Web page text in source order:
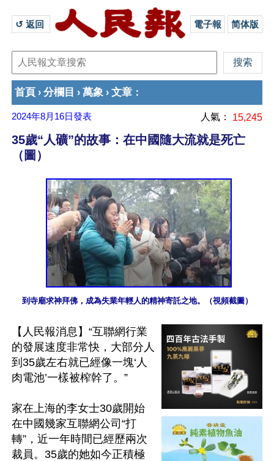
↺ 返回 電子報 简体版
首頁 › 分欄目 › 萬象 › 文章 ：
2024年8月16日發表 人氣： 15,245
35歲“人礦”的故事：在中國隨大流就是死亡
（圖）
到寺廟求神拜佛，成為失業年輕人的精神寄託之地。（視頻截圖）
【人民報消息】“互聯網行業
的發展速度非常快，大部分人
到35歲左右就已經像一塊‘人
肉電池’一樣被榨幹了。”
家在上海的李女士30歲開始
在中國幾家互聯網公司“打
轉”，近一年時間已經歷兩次
裁員。35歲的她如今正積極